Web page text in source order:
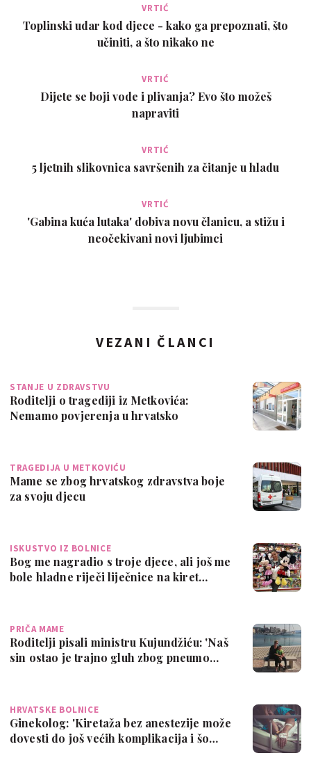
VRTIĆ
Toplinski udar kod djece - kako ga prepoznati, što
učiniti, a što nikako ne
VRTIĆ
Dijete se boji vode i plivanja? Evo što možeš
napraviti
VRTIĆ
5 ljetnih slikovnica savršenih za čitanje u hladu
VRTIĆ
'Gabina kuća lutaka' dobiva novu članicu, a stižu i
neočekivani novi ljubimci
VEZANI ČLANCI
STANJE U ZDRAVSTVU
Roditelji o tragediji iz Metkovića:
Nemamo povjerenja u hrvatsko
TRAGEDIJA U METKOVIĆU
Mame se zbog hrvatskog zdravstva boje
za svoju djecu
ISKUSTVO IZ BOLNICE
Bog me nagradio s troje djece, ali još me
bole hladne riječi liječnice na kiret…
PRIČA MAME
Roditelji pisali ministru Kujundžiću: 'Naš
sin ostao je trajno gluh zbog pneumo…
HRVATSKE BOLNICE
Ginekolog: 'Kiretaža bez anestezije može
dovesti do još većih komplikacija i šo…